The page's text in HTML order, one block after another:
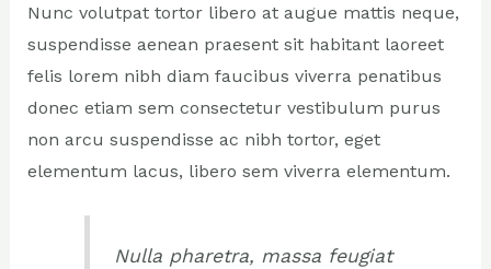
Nunc volutpat tortor libero at augue mattis neque,
suspendisse aenean praesent sit habitant laoreet
felis lorem nibh diam faucibus viverra penatibus
donec etiam sem consectetur vestibulum purus
non arcu suspendisse ac nibh tortor, eget
elementum lacus, libero sem viverra elementum.
Nulla pharetra, massa feugiat